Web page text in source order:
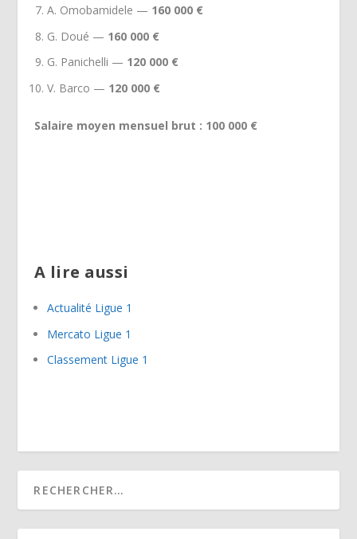
A. Omobamidele — 160 000 €
G. Doué — 160 000 €
G. Panichelli — 120 000 €
V. Barco — 120 000 €
Salaire moyen mensuel brut : 100 000 €
A lire aussi
Actualité Ligue 1
Mercato Ligue 1
Classement Ligue 1